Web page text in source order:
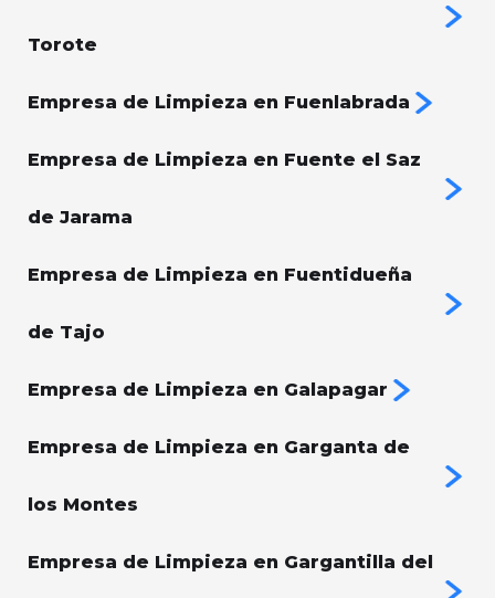
Torote
Empresa de Limpieza en Fuenlabrada
Empresa de Limpieza en Fuente el Saz
de Jarama
Empresa de Limpieza en Fuentidueña
de Tajo
Empresa de Limpieza en Galapagar
Empresa de Limpieza en Garganta de
los Montes
Empresa de Limpieza en Gargantilla del